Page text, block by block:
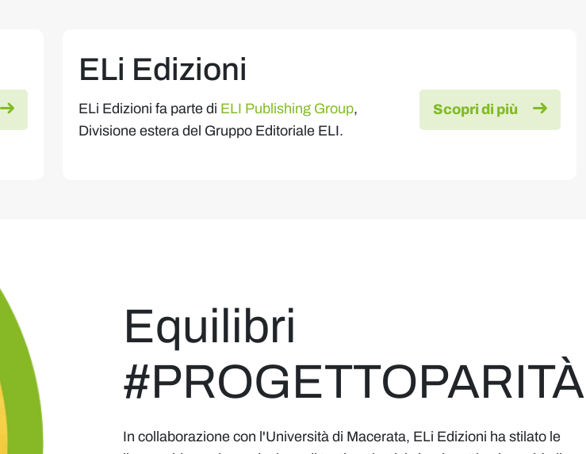
ELi Edizioni
ELi Edizioni fa parte di ELI Publishing Group,
Divisione estera del Gruppo Editoriale ELI.
Scopri di più
Equilibri
#PROGETTOPARITÀ
In collaborazione con l'Università di Macerata, ELi Edizioni ha stilato le